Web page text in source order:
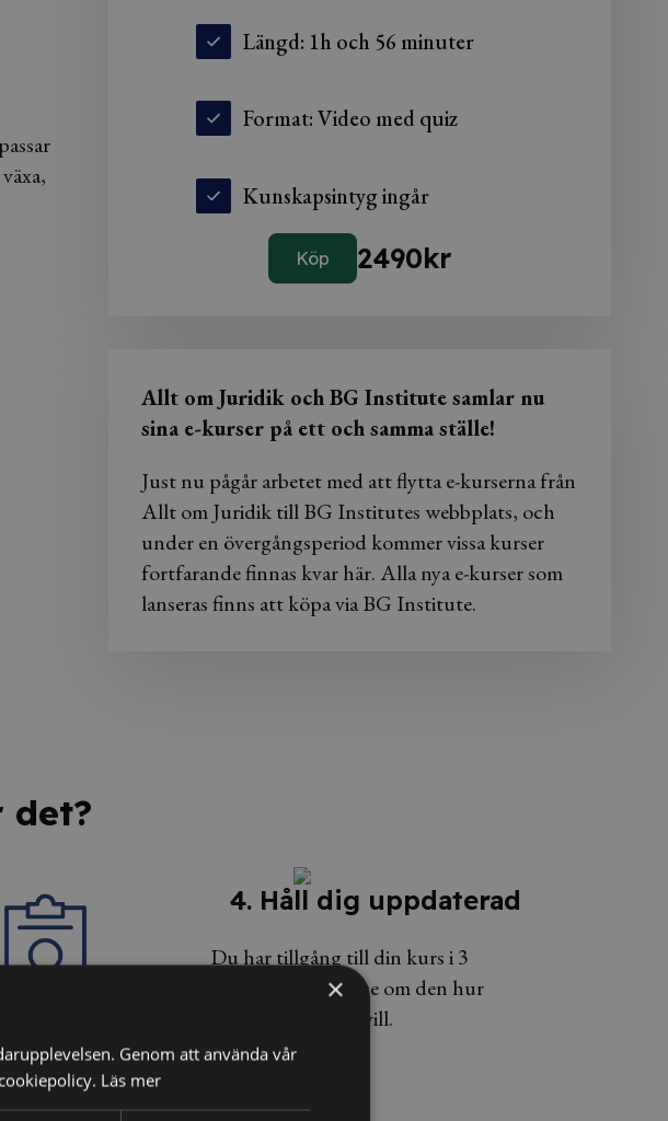
Längd: 1h och 56 minuter
Format: Video med quiz
Kunskapsintyg ingår
Köp 2490kr
Allt om Juridik och BG Institute samlar nu
sina e-kurser på ett och samma ställe!
Just nu pågår arbetet med att flytta e-kurserna från
Allt om Juridik till BG Institutes webbplats, och
under en övergångsperiod kommer vissa kurser
fortfarande finnas kvar här. Alla nya e-kurser som
lanseras finns att köpa via BG Institute.
det?
personliga
intyg
4. Håll dig uppdaterad
Du har tillgång till din kurs i 3
månader och kan se om den hur
många gånger du vill.
×
Genom att använda vår
Läs mer